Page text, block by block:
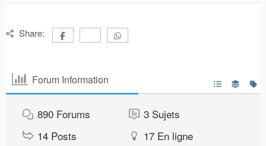
Share:
Forum Information
890 Forums 3 Sujets
14 Posts 17 En ligne